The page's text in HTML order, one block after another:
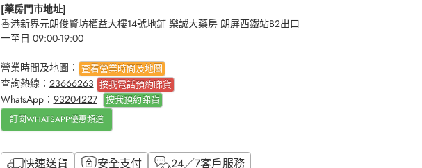
[藥房門市地址]
香港新界元朗俊賢坊權益大樓14號地鋪 樂誠大藥房 朗屏西鐵站B2出口
一至日 09:00-19:00
營業時間及地圖： 查看營業時間及地圖
查詢熱線： 23666263 按我電話預約睇貨
WhatsApp： 93204227 按我預約睇貨
訂閱WHATSAPP優惠頻道
快速送貨 安全支付
24／7客戶服務